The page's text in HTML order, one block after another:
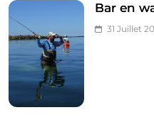
Bar en
31 Juillet